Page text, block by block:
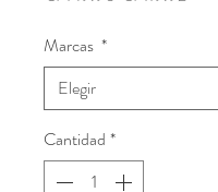
Marcas *
Cantidad *